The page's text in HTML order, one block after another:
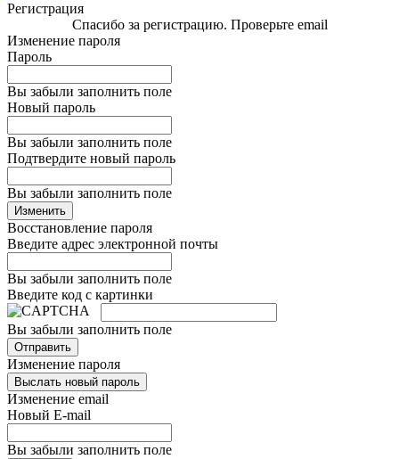
Регистрация
Спасибо за регистрацию. Проверьте email
Изменение пароля
Пароль
Вы забыли заполнить поле
Новый пароль
Вы забыли заполнить поле
Подтвердите новый пароль
Вы забыли заполнить поле
Изменить
Восстановление пароля
Введите адрес электронной почты
Вы забыли заполнить поле
Введите код с картинки
Вы забыли заполнить поле
Отправить
Изменение пароля
Выслать новый пароль
Изменение email
Новый E-mail
Вы забыли заполнить поле